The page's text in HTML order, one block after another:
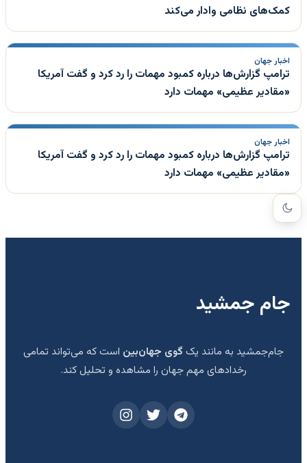
کمک‌های نظامی وادار می‌کند
اخبار جهان
ترامپ گزارش‌ها درباره کمبود مهمات را رد کرد و گفت آمریکا
«مقادیر عظیمی» مهمات دارد
اخبار جهان
ترامپ گزارش‌ها درباره کمبود مهمات را رد کرد و گفت آمریکا
«مقادیر عظیمی» مهمات دارد
جام جمشید
جام‌جمشید به مانند یک گوی جهان‌بین است که می‌تواند تمامی
رخدادهای مهم جهان را مشاهده و تحلیل کند.